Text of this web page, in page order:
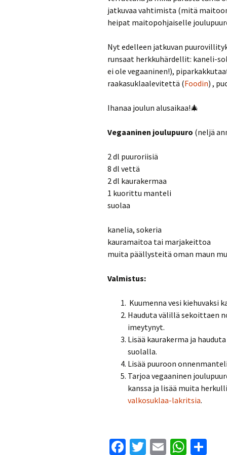
jatkuvaa vahtimista (mitä
heipat maitopohjaiselle
Nyt edelleen jatkuvan
runsaat herkkuhärdellit: kaneli-
ei ole vegaaninen!),
raakasuklaalevitettä (Foodin) ,
Ihanaa joulun alusaikaa!🎄
Vegaaninen joulupuuro (neljä
2 dl puuroriisiä
8 dl vettä
2 dl kaurakermaa
1 kuorittu manteli
suolaa
kanelia, sokeria
kauramaitoa tai marjakeittoa
muita päällysteitä oman maun
Valmistus:
Kuumenna vesi kiehuvaksi
Hauduta välillä sekoittaen
imeytynyt.
Lisää kaurakerma ja
suolalla.
Lisää puuroon
Tarjoa vegaaninen
kanssa ja lisää muita
valkosuklaa-lakritsia.
Fa T
E
W